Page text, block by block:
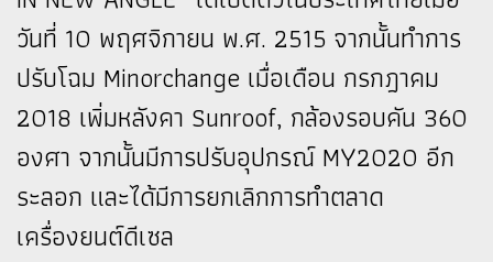
วันที่ 10 พฤศจิกายน พ.ศ. 2515 จากนั้นทำการ
ปรับโฉม Minorchange เมื่อเดือน กรกฎาคม
2018 เพิ่มหลังคา Sunroof, กล้องรอบคัน 360
องศา จากนั้นมีการปรับอุปกรณ์ MY2020 อีก
ระลอก และได้มีการยกเลิกการทำตลาด
เครื่องยนต์ดีเซล